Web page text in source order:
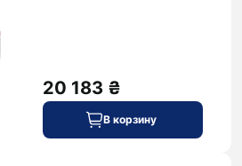
20 183 ₴
В корзину